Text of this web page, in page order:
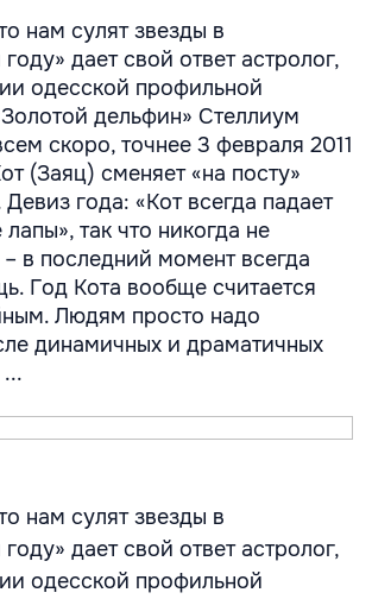
нам сулят звезды в
дает свой ответ астролог,
одесской профильной
дельфин» Стеллиум
скоро, точнее 3 февраля 2011
(Заяц) сменяет «на посту»
года: «Кот всегда падает
так что никогда не
– в последний момент всегда
Год Кота вообще считается
Людям просто надо
динамичных и драматичных
нам сулят звезды в
дает свой ответ астролог,
одесской профильной